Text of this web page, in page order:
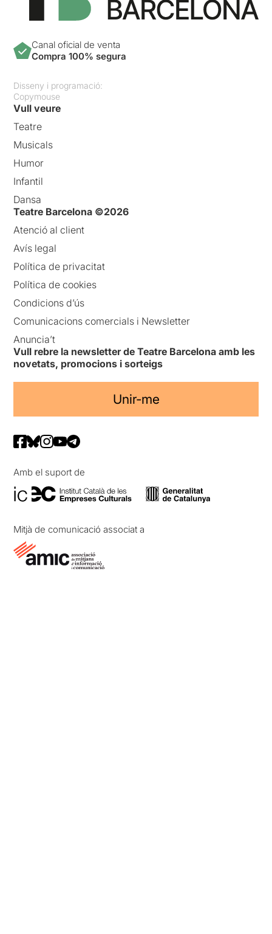
Canal oficial de venta
Compra 100% segura
Disseny i programació:
Copymouse
Vull veure
Teatre
Musicals
Humor
Infantil
Dansa
Teatre Barcelona ©2026
Atenció al client
Avís legal
Política de privacitat
Política de cookies
Condicions d’ús
Comunicacions comercials i Newsletter
Anuncia’t
Vull rebre la newsletter de Teatre Barcelona amb les
novetats, promocions i sorteigs
Unir-me
Amb el suport de
Mitjà de comunicació associat a